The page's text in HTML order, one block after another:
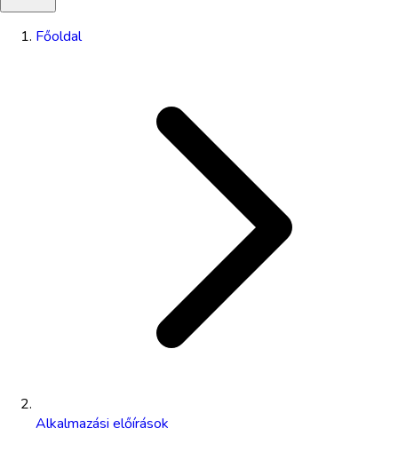
Főoldal
Alkalmazási előírások